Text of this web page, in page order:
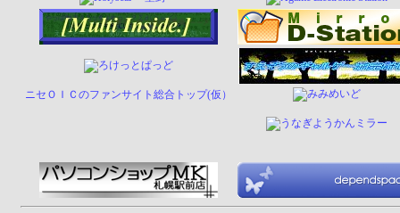
ニセＯＩＣのファンサイト総合トップ(仮）